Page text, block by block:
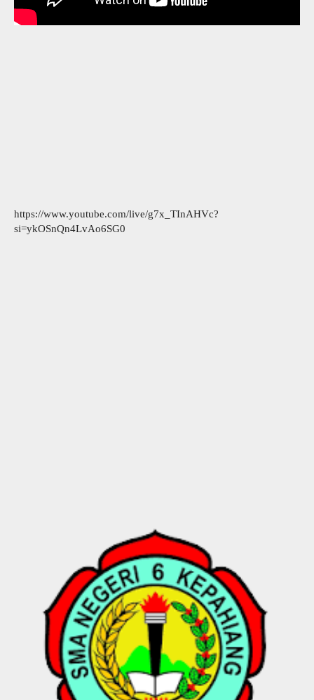
https://www.youtube.com/live/g7x_TInAHVc?
si=ykOSnQn4LvAo6SG0